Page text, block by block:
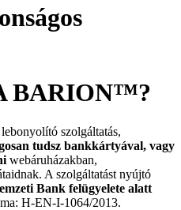
BARION™?
szolgáltatás,
tudsz bankkártyával, vagy
webáruházakban,
A szolgáltatást nyújtó
Bank felügyelete alatt
H-EN-I-1064/2013.